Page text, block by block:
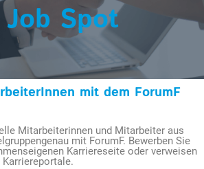
Job Spot
mit dem ForumF
Mitarbeiterinnen und Mitarbeiter aus
mit ForumF. Bewerben Sie
Karriereseite oder verweisen